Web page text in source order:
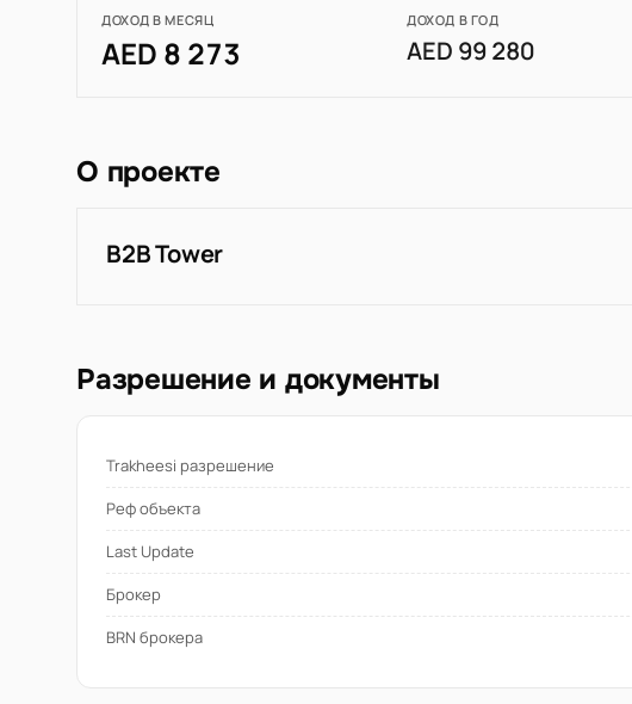
ДОХОД В МЕСЯЦ
AED 8 273
ДОХОД В ГОД
AED 99 280
О проекте
B2B Tower
Разрешение и документы
Trakheesi разрешение
Реф объекта
Last Update
Брокер
BRN брокера